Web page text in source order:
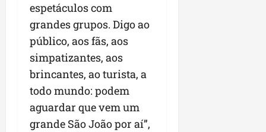
espetáculos com
grandes grupos. Digo ao
público, aos fãs, aos
simpatizantes, aos
brincantes, ao turista, a
todo mundo: podem
aguardar que vem um
grande São João por aí”,